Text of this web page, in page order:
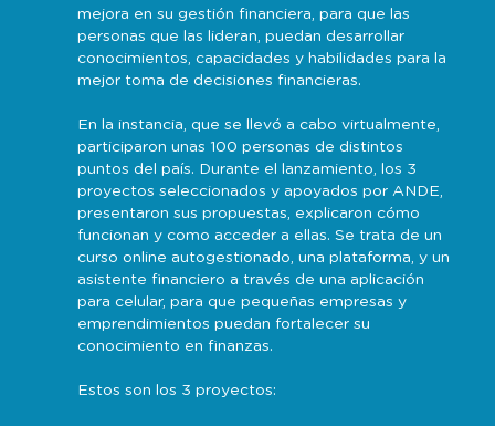
mejora en su gestión financiera, para que las
personas que las lideran, puedan desarrollar
conocimientos, capacidades y habilidades para la
mejor toma de decisiones financieras.
En la instancia, que se llevó a cabo virtualmente,
participaron unas 100 personas de distintos
puntos del país. Durante el lanzamiento, los 3
proyectos seleccionados y apoyados por ANDE,
presentaron sus propuestas, explicaron cómo
funcionan y como acceder a ellas. Se trata de un
curso online autogestionado, una plataforma, y un
asistente financiero a través de una aplicación
para celular, para que pequeñas empresas y
emprendimientos puedan fortalecer su
conocimiento en finanzas.
Estos son los 3 proyectos: